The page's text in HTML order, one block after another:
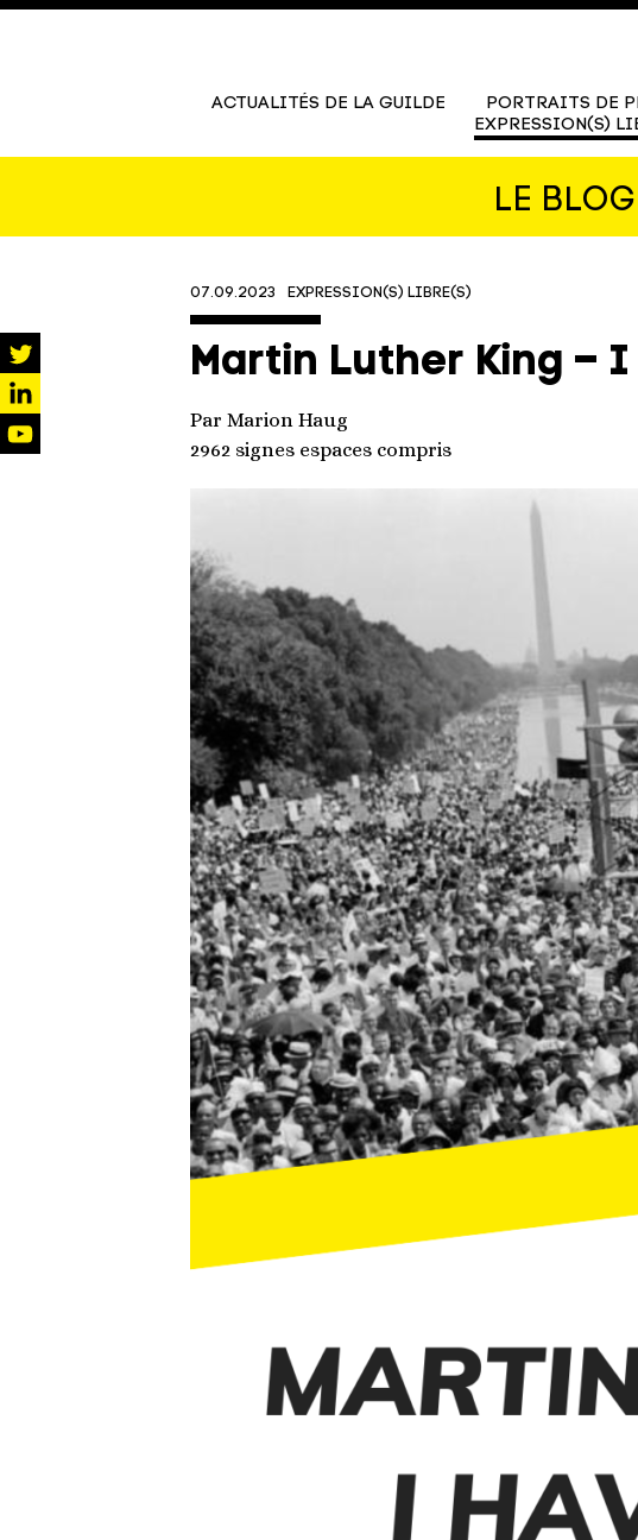
ACTUALITÉS DE LA GUILDE
PORTRAITS DE
EXPRESSION(S)
LE
07.09.2023 EXPRESSION(S) LIBRE(S)
Martin Luther King –
Par Marion Haug
2962 signes espaces compris
twitter
linkedin